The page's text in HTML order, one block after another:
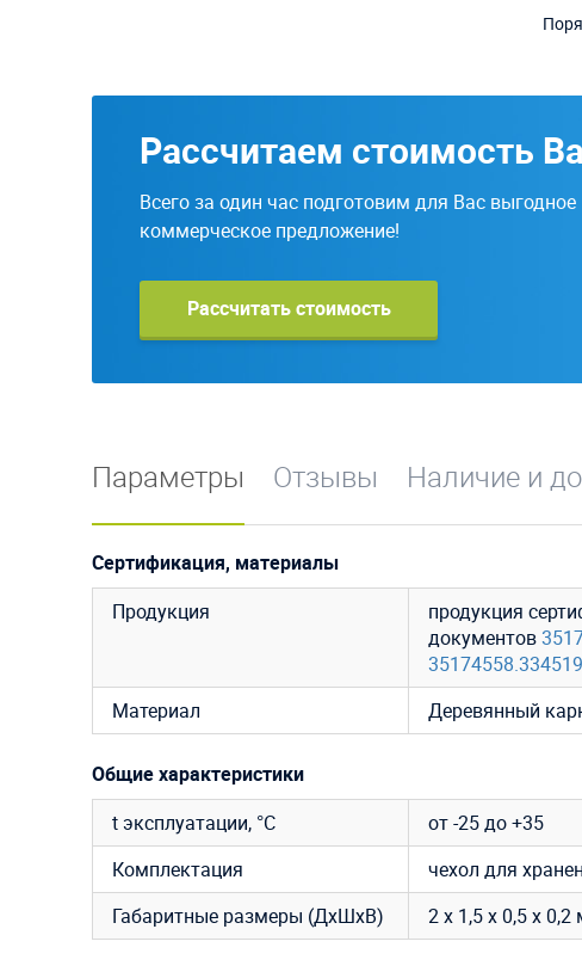
Рассчитаем стоимость
Всего за один час подготовим для Вас выгодное
коммерческое предложение!
Рассчитать стоимость
Параметры Отзывы Наличие и
Сертификация, материалы
Продукция
продукция
документов
Материал
Деревянный
Общие характеристики
t эксплуатации, °C
от -25 до +35
Комплектация
чехол для
Габаритные размеры (ДхШхВ)
2 х 1,5 х 0,5 х